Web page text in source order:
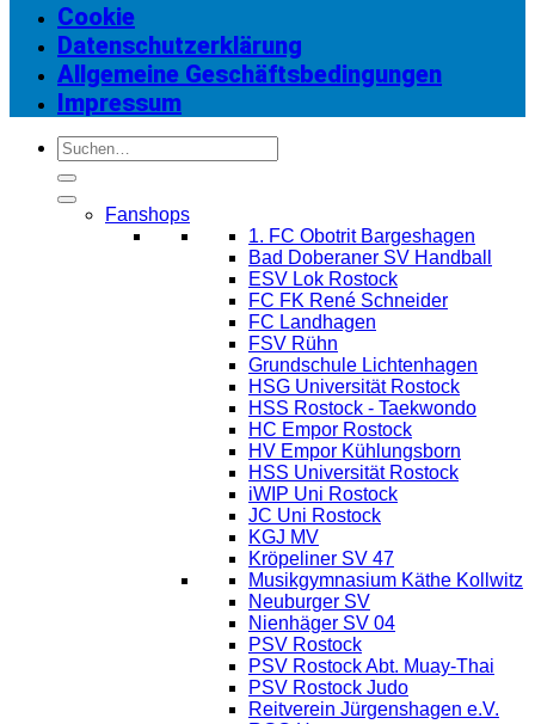
Cookie
Datenschutzerklärung
Allgemeine Geschäftsbedingungen
Impressum
Suchen
nach:
Fanshops
1. FC Obotrit Bargeshagen
Bad Doberaner SV Handball
ESV Lok Rostock
FC FK René Schneider
FC Landhagen
FSV Rühn
Grundschule Lichtenhagen
HSG Universität Rostock
HSS Rostock - Taekwondo
HC Empor Rostock
HV Empor Kühlungsborn
HSS Universität Rostock
iWIP Uni Rostock
JC Uni Rostock
KGJ MV
Kröpeliner SV 47
Musikgymnasium Käthe Kollwitz
Neuburger SV
Nienhäger SV 04
PSV Rostock
PSV Rostock Abt. Muay-Thai
PSV Rostock Judo
Reitverein Jürgenshagen e.V.